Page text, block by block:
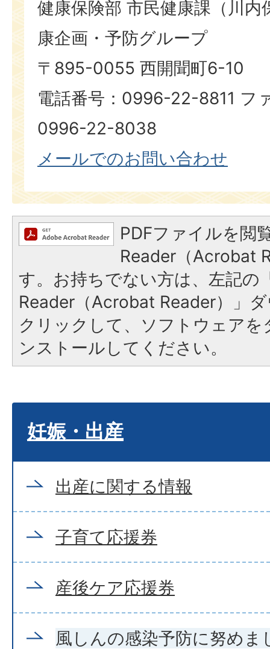
健康保険部 市民健康課（川内
康企画・予防グループ
〒895-0055 西開聞町6-10
電話番号：0996-22-8811 フ
0996-22-8038
メールでのお問い合わせ
PDFファイルを閲
Reader（Acrobat
す。お持ちでない方は、左記の
Reader（Acrobat Reader）」
クリックして、ソフトウェア
ンストールしてください。
妊娠・出産
出産に関する情報
子育て応援券
産後ケア応援券
風しんの感染予防に努めま